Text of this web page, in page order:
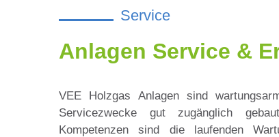
Service
Anlagen Service &
VEE Holzgas Anlagen sind
Servicezwecke gut zugänglich
Kompetenzen sind die laufenden